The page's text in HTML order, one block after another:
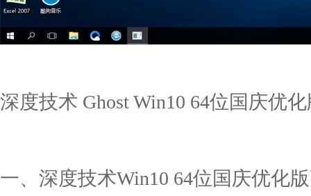
深度技术 Ghost Win10 64位国庆优化
一、深度技术Win10 64位国庆优化